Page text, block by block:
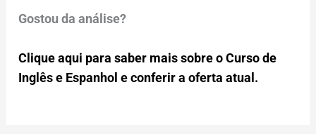
Gostou da análise?
Clique aqui para saber mais sobre o Curso de
Inglês e Espanhol e conferir a oferta atual.